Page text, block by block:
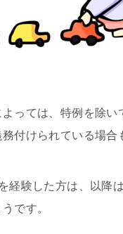
っては、特例を除い
付けられている場合
経験した方は、以降
です。